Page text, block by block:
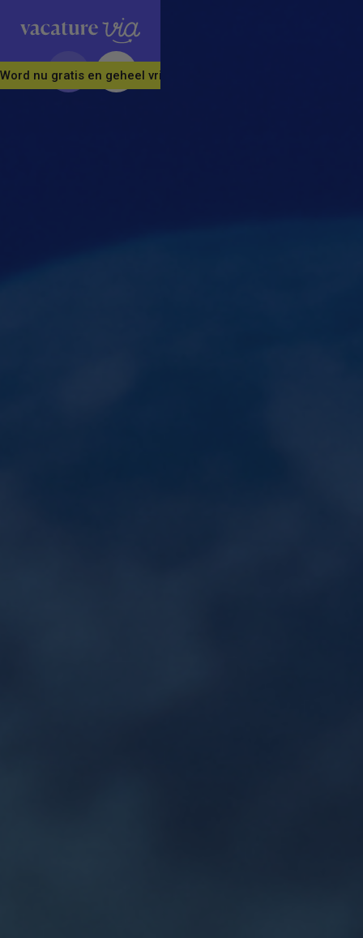
Word nu gratis en geheel vrijblijvend lid van ons Vacature Via